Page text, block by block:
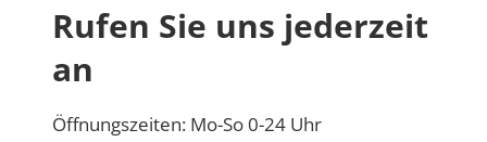
Rufen Sie uns jederzeit
an
Öffnungszeiten: Mo-So 0-24 Uhr